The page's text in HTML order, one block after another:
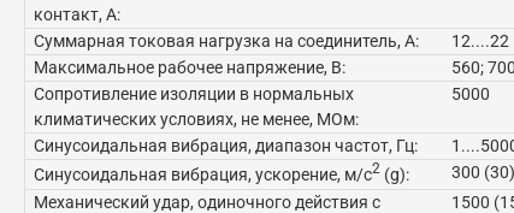
контакт, А:
Суммарная токовая нагрузка на соединитель, А:
12....22
Максимальное рабочее напряжение, В:
560; 700
Сопротивление изоляции в нормальных
климатических условиях, не менее, МОм:
5000
Синусоидальная вибрация, диапазон частот, Гц:
Синусоидальная вибрация, ускорение, м/с2 (g):
300 (30)
Механический удар, одиночного действия с
1500